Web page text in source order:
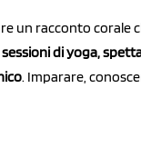
un racconto corale
di yoga,
. Imparare,